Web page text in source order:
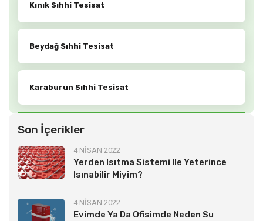
Kınık Sıhhi Tesisat
Beydağ Sıhhi Tesisat
Karaburun Sıhhi Tesisat
Son İçerikler
4 NİSAN 2022
Yerden Isıtma Sistemi Ile Yeterince
Isınabilir Miyim?
4 NİSAN 2022
Evimde Ya Da Ofisimde Neden Su